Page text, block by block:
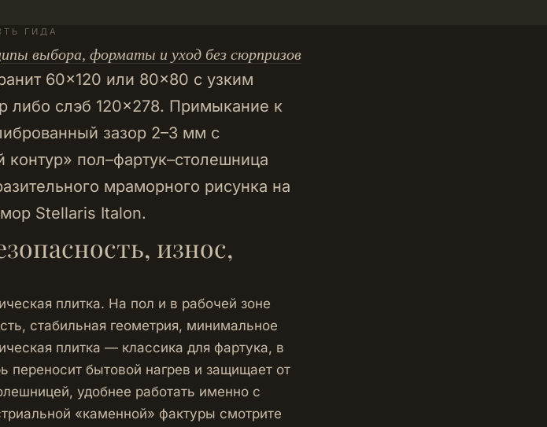
ГИДА
выбора, форматы и уход без сюрпризов
60×120 или 80×80 с узким
либо слэб 120×278. Примыкание к
зазор 2–3 мм с
пол–фартук–столешница
мраморного рисунка на
Stellaris Italon.
износ,
плитка. На пол и в рабочей зоне
стабильная геометрия, минимальное
плитка — классика для фартука, в
переносит бытовой нагрев и защищает от
удобнее работать именно с
«каменной» фактуры смотрите